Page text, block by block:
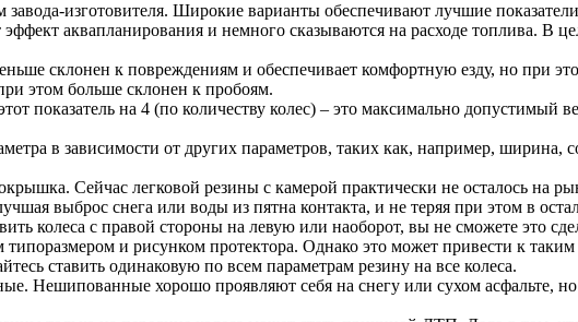
изготовителя. Широкие варианты обеспечивают лучшие
аквапланирования и немного сказываются на расходе топлива. В
склонен к повреждениям и обеспечивает комфортную езду, но при
этом больше склонен к пробоям.
показатель на 4 (по количеству колес) – это максимально допустимый
в зависимости от других параметров, таких как, например, ширина,
Сейчас легковой резины с камерой практически не осталось на
выброс снега или воды из пятна контакта, и не теряя при этом в
колеса с правой стороны на левую или наоборот, вы не сможете это
и рисунком протектора. Однако это может привести к
ставить одинаковую по всем параметрам резину на все колеса.
Нешипованные хорошо проявляют себя на снегу или сухом асфальте,